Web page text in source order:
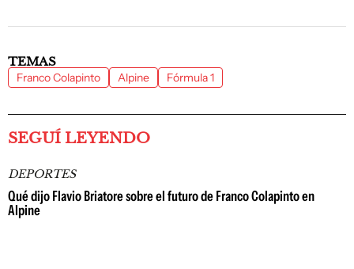
TEMAS
Franco Colapinto Alpine Fórmula 1
SEGUÍ LEYENDO
DEPORTES
Qué dijo Flavio Briatore sobre el futuro de Franco Colapinto en
Alpine